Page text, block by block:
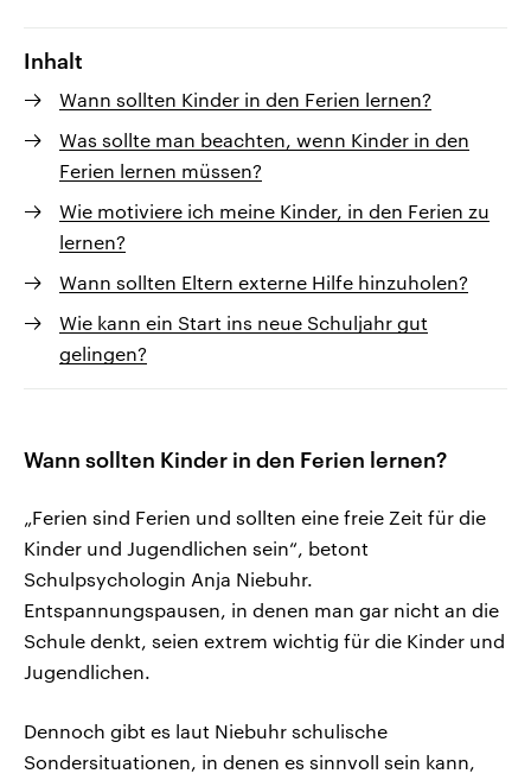
Inhalt
Wann sollten Kinder in den Ferien lernen?
Was sollte man beachten, wenn Kinder in den
Ferien lernen müssen?
Wie motiviere ich meine Kinder, in den Ferien zu
lernen?
Wann sollten Eltern externe Hilfe hinzuholen?
Wie kann ein Start ins neue Schuljahr gut
gelingen?
Wann sollten Kinder in den Ferien lernen?
„Ferien sind Ferien und sollten eine freie Zeit für die
Kinder und Jugendlichen sein“, betont
Schulpsychologin Anja Niebuhr.
Entspannungspausen, in denen man gar nicht an die
Schule denkt, seien extrem wichtig für die Kinder und
Jugendlichen.
Dennoch gibt es laut Niebuhr schulische
Sondersituationen, in denen es sinnvoll sein kann,